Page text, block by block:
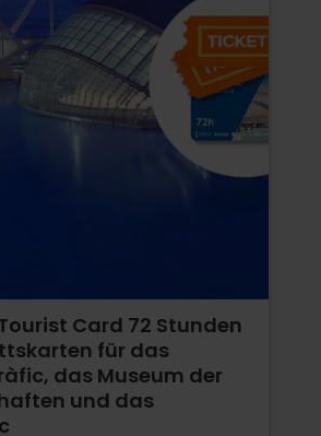
Card 72 Stunden
für das
das Museum der
und das